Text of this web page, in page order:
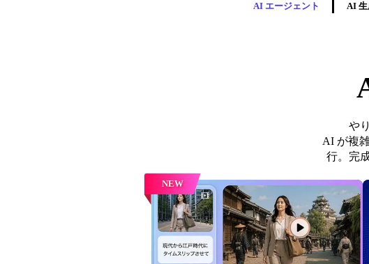
AI エージェント AI 生
や
AI が複
行。完
NEW